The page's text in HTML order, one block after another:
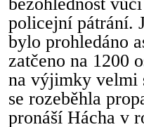
policejní pátrání.
bylo prohledáno
zatčeno na 1200
na výjimky velmi
se rozeběhla
pronáší Hácha v